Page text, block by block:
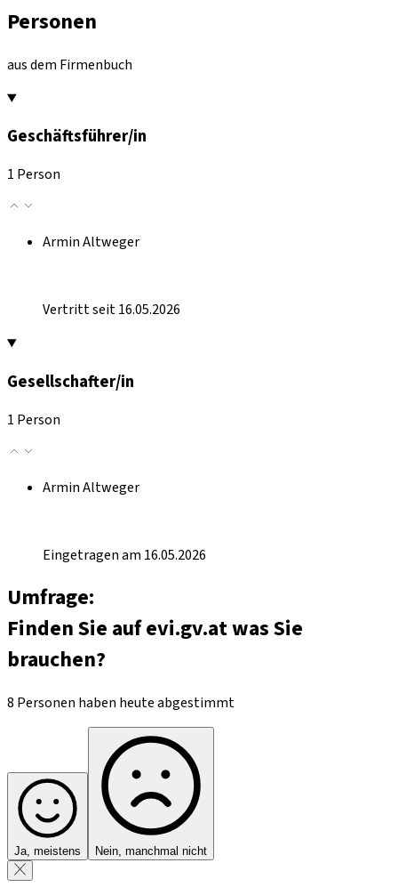
Personen
aus dem Firmenbuch
Geschäftsführer/in
1 Person
Armin Altweger
Vertritt seit 16.05.2026
Gesellschafter/in
1 Person
Armin Altweger
Eingetragen am 16.05.2026
Umfrage:
Finden Sie auf evi.gv.at was Sie
brauchen?
8 Personen haben heute abgestimmt
Ja, meistens Nein, manchmal nicht